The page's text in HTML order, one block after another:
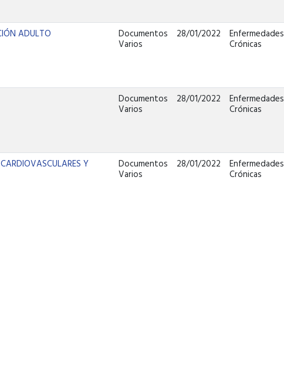
ADULTO
Documentos
Varios
28/01/2022 Enfermedades
Crónicas
Documentos
Varios
28/01/2022 Enfermedades
Crónicas
Y
Documentos
Varios
28/01/2022 Enfermedades
Crónicas